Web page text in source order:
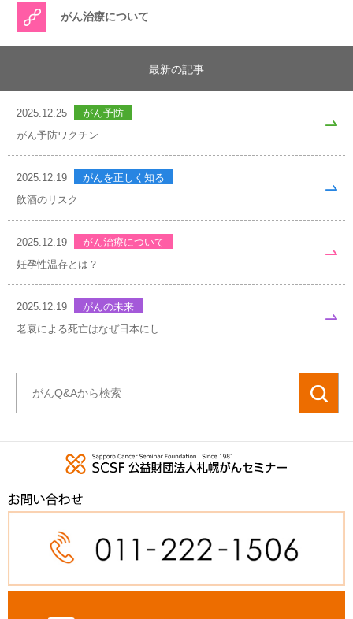
がん治療について
最新の記事
2025.12.25
がん予防
がん予防ワクチン
2025.12.19
がんを正しく知る
飲酒のリスク
2025.12.19
がん治療について
妊孕性温存とは？
2025.12.19
がんの未来
老衰による死亡はなぜ日本にし…